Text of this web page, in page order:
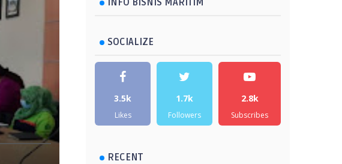
INFO BISNIS MARITIM
SOCIALIZE
3.5k
Likes
1.7k
Followers
2.8k
Subscribes
RECENT